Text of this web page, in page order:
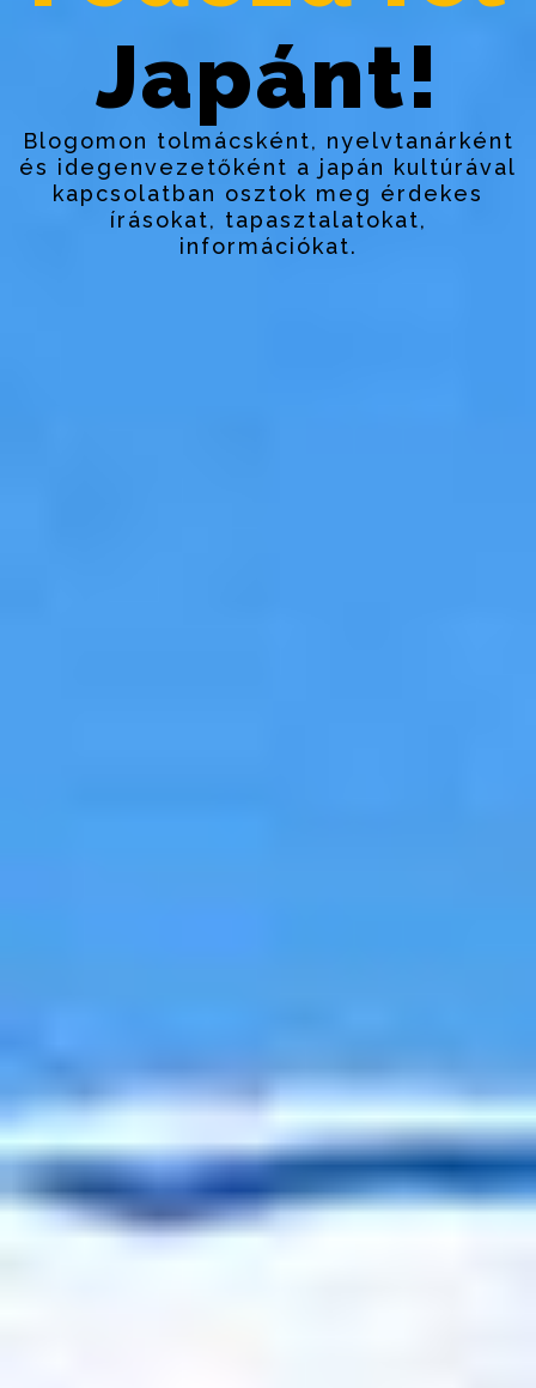
Japánt!
Blogomon tolmácsként, nyelvtanárként
és idegenvezetőként a japán kultúrával
kapcsolatban osztok meg érdekes
írásokat, tapasztalatokat,
információkat.